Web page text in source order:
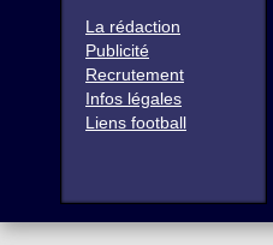
La rédaction
Publicité
Recrutement
Infos légales
Liens football